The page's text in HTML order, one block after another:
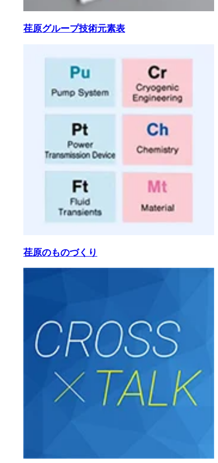
荏原グループ技術元素表
荏原のものづくり